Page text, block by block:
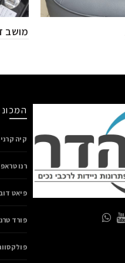
מושב
קיה
רנו
פיאט
פורד